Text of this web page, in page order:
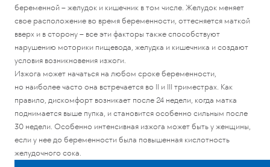
беременной – желудок и кишечник в том числе. Желудок меняет
свое расположение во время беременности, оттесняется маткой
вверх и в сторону – все эти факторы также способствуют
нарушению моторики пищевода, желудка и кишечника и создают
условия возникновения изжоги.
Изжога может начаться на любом сроке беременности,
но наиболее часто она встречается во II и III триместрах. Как
правило, дискомфорт возникает после 24 недели, когда матка
поднимается выше пупка, и становится особенно сильным после
30 недели. Особенно интенсивная изжога может быть у женщины,
если у нее до беременности была повышенная кислотность
желудочного сока.